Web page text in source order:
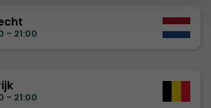
- 21:00
- 21:00